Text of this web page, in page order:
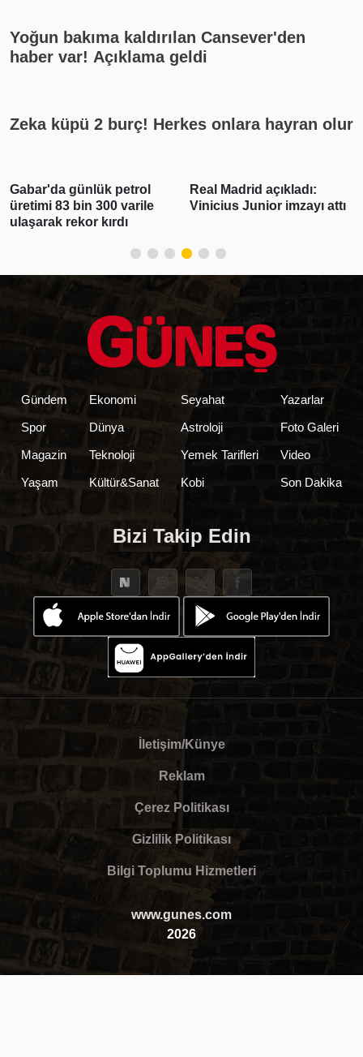
Yoğun bakıma kaldırılan Cansever'den
haber var! Açıklama geldi
Zeka küpü 2 burç! Herkes onlara hayran olur
Gabar'da günlük petrol
üretimi 83 bin 300 varile
ulaşarak rekor kırdı
Real Madrid açıkladı:
Vinicius Junior imzayı attı
Gündem
Spor
Magazin
Yaşam
Ekonomi
Dünya
Teknoloji
Kültür&Sanat
Seyahat
Astroloji
Yemek Tarifleri
Kobi
Yazarlar
Foto Galeri
Video
Son Dakika
Bizi Takip Edin
İletişim/Künye
Reklam
Çerez Politikası
Gizlilik Politikası
Bilgi Toplumu Hizmetleri
www.gunes.com
2026